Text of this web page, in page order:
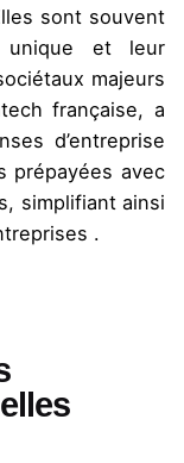
sont souvent
unique et leur
majeurs
française, a
d’entreprise
prépayées avec
simplifiant ainsi
.